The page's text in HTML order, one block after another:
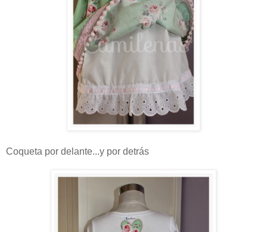
Coqueta por delante...y por detrás